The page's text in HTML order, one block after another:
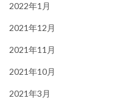
2022年1月
2021年12月
2021年11月
2021年10月
2021年3月